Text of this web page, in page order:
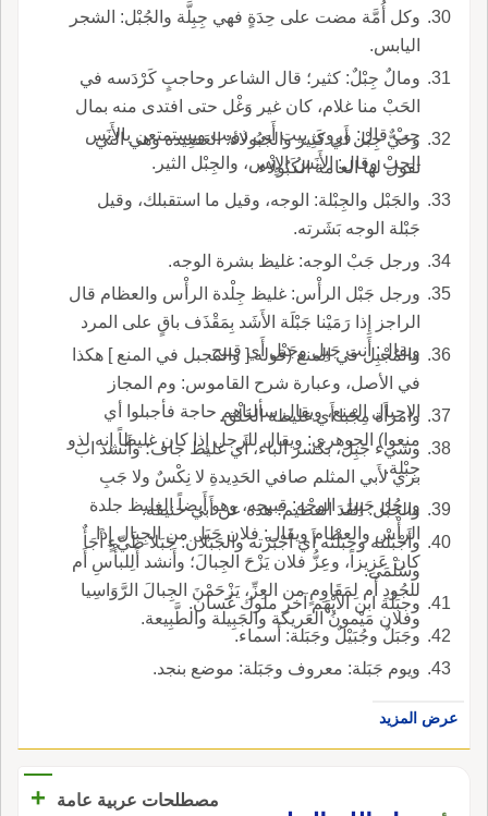
وكل أُمَّة مضت على حِدَةٍ فهي جِبِلَّة والجُبْل: الشجر
اليابس.
ومالٌ جِبْلٌ: كثير؛ قال الشاعر وحاجبٍ كَرْدَسه في
الحَبْ منا غلام، كان غير وَغْل حتى افتدى منه بمال
جِبْ قال: وروي بيت أَبي ذؤيب ويستمتعن بالأَنَس
الجِبْ وقال: الأَنَسُ الإِنْس، والجِبْل الثير.
وحَيٌّ جِبْل أَي كَثِير والجَبُولاء: العَصِيدة وهي التي
تقول لها العامة الكَبُولاء.
والجَبْل والجِبْلة: الوجه، وقيل ما استقبلك، وقيل
جَبْلة الوجه بَشَرته.
ورجل جَبْ الوجه: غليظ بشرة الوجه.
ورجل جَبْل الرأْس: غليظ جِلْدة الرأْس والعظام قال
الراجز إِذا رَمَيْنا جَبْلَة الأَشَد بِمَقْذَف باقٍ على المرد
ويقال: أَنت جَبِل وجَبْل أَي قبيح.
والمُجْبِل في المنع (قوله [ والمجبل في المنع ] هكذا
في الأصل، وعبارة شرح القاموس: وم المجاز
الاجبال المنع، ويقال سألناهم حاجة فأجبلوا أي
منعوا) الجوهري: ويقال للرجل إِذا كان غليظاً إِنه لذو
جِبْلة.
وامرأَة مِجْبا أَي غليظة الخَلْق.
وشيء جَبِل، بكسر الباء، أَي غليظ جاف؛ وأَنشد اب
بري لأَبي المثلم صافي الحَدِيدةِ لا نِكْسٌ ولا جَبِ
ورجُل جَبِيل الوجْه: قبيحه، وهو أَيضاً الغليظ جلدة
الرأْس والعظام ويقال: فلان جَبَل من الجِبال إِذا
كان عَزِيزاً، وعِزُّ فلان يَزْحَ الجِبالَ؛ وأَنشد أَلِلبأْسِ أَم
للجُودِ أَم لِمَقَاوِمٍ من العِزِّ، يَزْحَمْنَ الجِبالَ الرَّوَاسِيا
وفلان مَيْمونُ العَريكة والجَبِيلة والطَّبِيعة.
والجَبْل: القَدَ العظيم؛ هذه عن أَبي حنيفة.
وأَجْبَلْته وجَبَلْته أَي أَجْبَرْته والجَبَلان: جَبَلا طَيِّءٍ أَجَأٌ
وسَلْمَى.
وجبَلَة ابن الأَيْهَم آخر ملوك غَسان.
وجَبَلٌ وجُبَيْلٌ وجَبَلة: أَسماء.
ويوم جَبَلة: معروف وجَبَلة: موضع بنجد.
عرض المزيد
مصطلحات عربية عامة +